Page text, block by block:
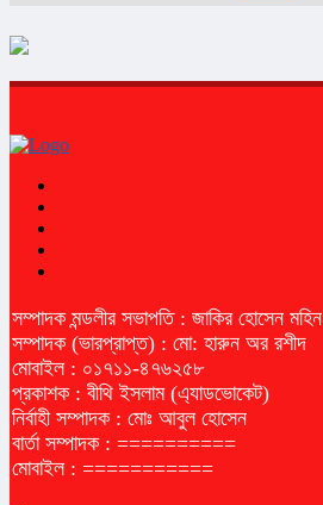
সম্পাদক মন্ডলীর সভাপতি : জাকির হোসেন মহিন
সম্পাদক (ভারপ্রাপ্ত) : মো: হারুন অর রশীদ
মোবাইল : ০১৭১১-৪৭৬২৫৮
প্রকাশক : বীথি ইসলাম (এ্যাডভোকেট)
নির্বাহী সম্পাদক : মোঃ আবুল হোসেন
বার্তা সম্পাদক : ==========
মোবাইল : ===========